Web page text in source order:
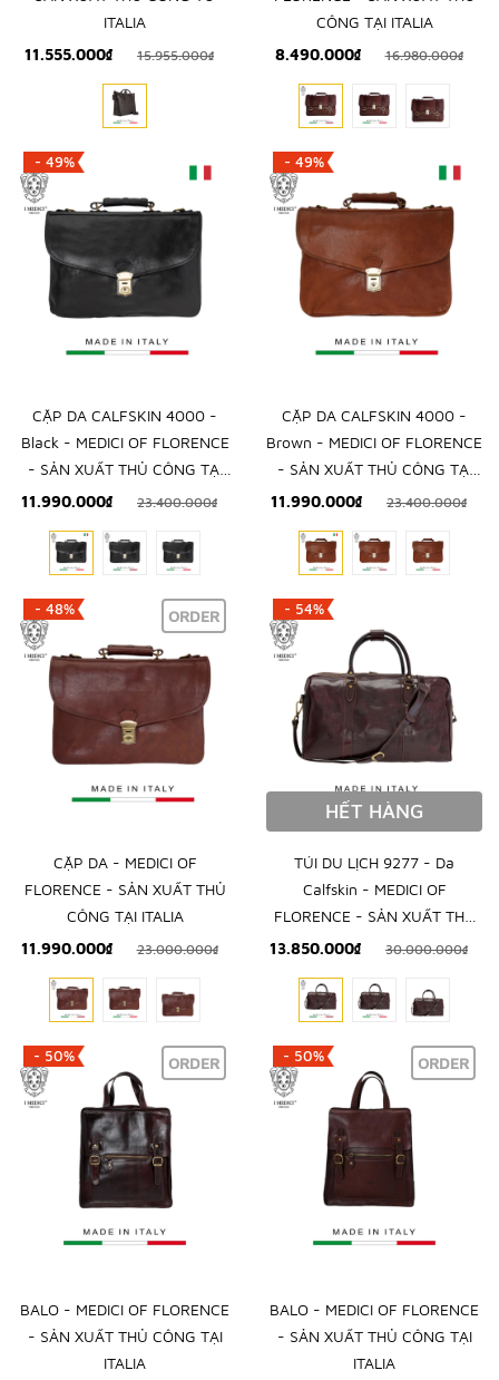
ITALIA
11.555.000₫
15.955.000₫
CÔNG TẠI ITALIA
8.490.000₫
16.980.000₫
- 49%
CẶP DA CALFSKIN 4000 -
Black - MEDICI OF FLORENCE
- SẢN XUẤT THỦ CÔNG TẠI
ITALIA
11.990.000₫ 23.400.000₫
- 49%
CẶP DA CALFSKIN 4000 -
Brown - MEDICI OF FLORENCE
- SẢN XUẤT THỦ CÔNG TẠI
ITALIA
11.990.000₫ 23.400.000₫
- 48% ORDER
CẶP DA - MEDICI OF
FLORENCE - SẢN XUẤT THỦ
CÔNG TẠI ITALIA
11.990.000₫
23.000.000₫
- 54%
HẾT HÀNG
TÚI DU LỊCH 9277 - Da
Calfskin - MEDICI OF
FLORENCE - SẢN XUẤT THỦ
CÔNG TẠI ITALIA
13.850.000₫ 30.000.000₫
- 50% ORDER
BALO - MEDICI OF FLORENCE
- SẢN XUẤT THỦ CÔNG TẠI
ITALIA
- 50% ORDER
BALO - MEDICI OF FLORENCE
- SẢN XUẤT THỦ CÔNG TẠI
ITALIA